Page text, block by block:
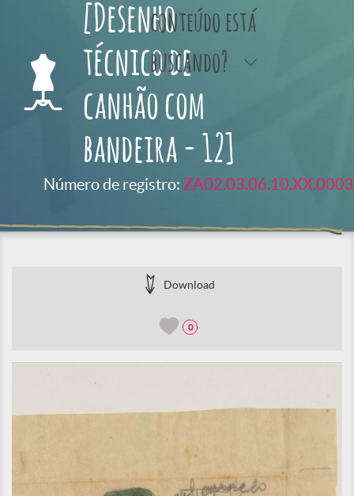
conteúdo está
buscando?
[Desenho
técnico de
canhão com
bandeira - 12]
Número de registro: ZA02.03.06.10.XX.0003
Download
0